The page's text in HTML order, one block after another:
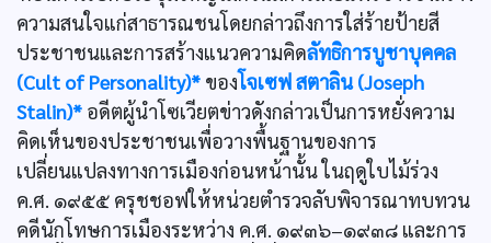
ความสนใจแก่สาธารณชนโดยกล่าวถึงการใส่ร้ายป้ายสี
ประชาชนและการสร้างแนวความคิดลัทธิการบูชาบุคคล
(Cult of Personality)* ของโจเซฟ สตาลิน (Joseph
Stalin)* อดีตผู้นำโซเวียตข่าวดังกล่าวเป็นการหยั่งความ
คิดเห็นของประชาชนเพื่อวางพื้นฐานของการ
เปลี่ยนแปลงทางการเมืองก่อนหน้านั้น ในฤดูใบไม้ร่วง
ค.ศ. ๑๙๕๕ ครุชชอฟให้หน่วยตำรวจลับพิจารณาทบทวน
คดีนักโทษการเมืองระหว่าง ค.ศ. ๑๙๓๖–๑๙๓๘ และการ